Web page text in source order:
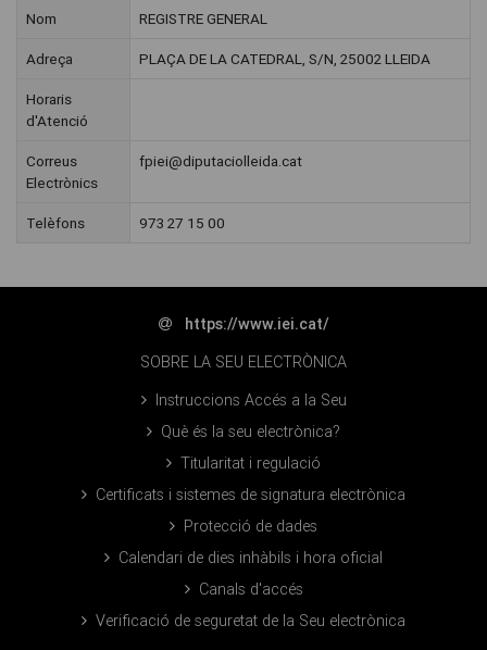
Nom REGISTRE GENERAL
Adreça PLAÇA DE LA CATEDRAL, S/N, 25002 LLEIDA
Horaris
d'Atenció
Correus
Electrònics
fpiei@diputaciolleida.cat
Telèfons 973 27 15 00
https://www.iei.cat/
SOBRE LA SEU ELECTRÒNICA
Instruccions Accés a la Seu
Què és la seu electrònica?
Titularitat i regulació
Certificats i sistemes de signatura electrònica
Protecció de dades
Calendari de dies inhàbils i hora oficial
Canals d'accés
Verificació de seguretat de la Seu electrònica